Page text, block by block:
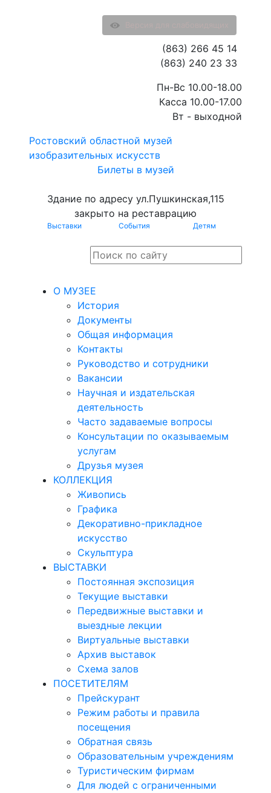
Ростовский областной музей
изобразительных искусств
Билеты в музей
Здание по адресу ул.Пушкинская,115
закрыто на реставрацию
Выставки События Детям
(863) 266 45 14
(863) 240 23 33
Пн-Вс 10.00-18.00
Касса 10.00-17.00
Вт - выходной
О МУЗЕЕ
История
Документы
Общая информация
Контакты
Руководство и сотрудники
Вакансии
Научная и издательская
деятельность
Часто задаваемые вопросы
Консультации по оказываемым
услугам
Друзья музея
КОЛЛЕКЦИЯ
Живопись
Графика
Декоративно-прикладное
искусство
Скульптура
ВЫСТАВКИ
Постоянная экспозиция
Текущие выставки
Передвижные выставки и
выездные лекции
Виртуальные выставки
Архив выставок
Схема залов
ПОСЕТИТЕЛЯМ
Прейскурант
Режим работы и правила
посещения
Обратная связь
Образовательным учреждениям
Туристическим фирмам
Для людей с ограниченными